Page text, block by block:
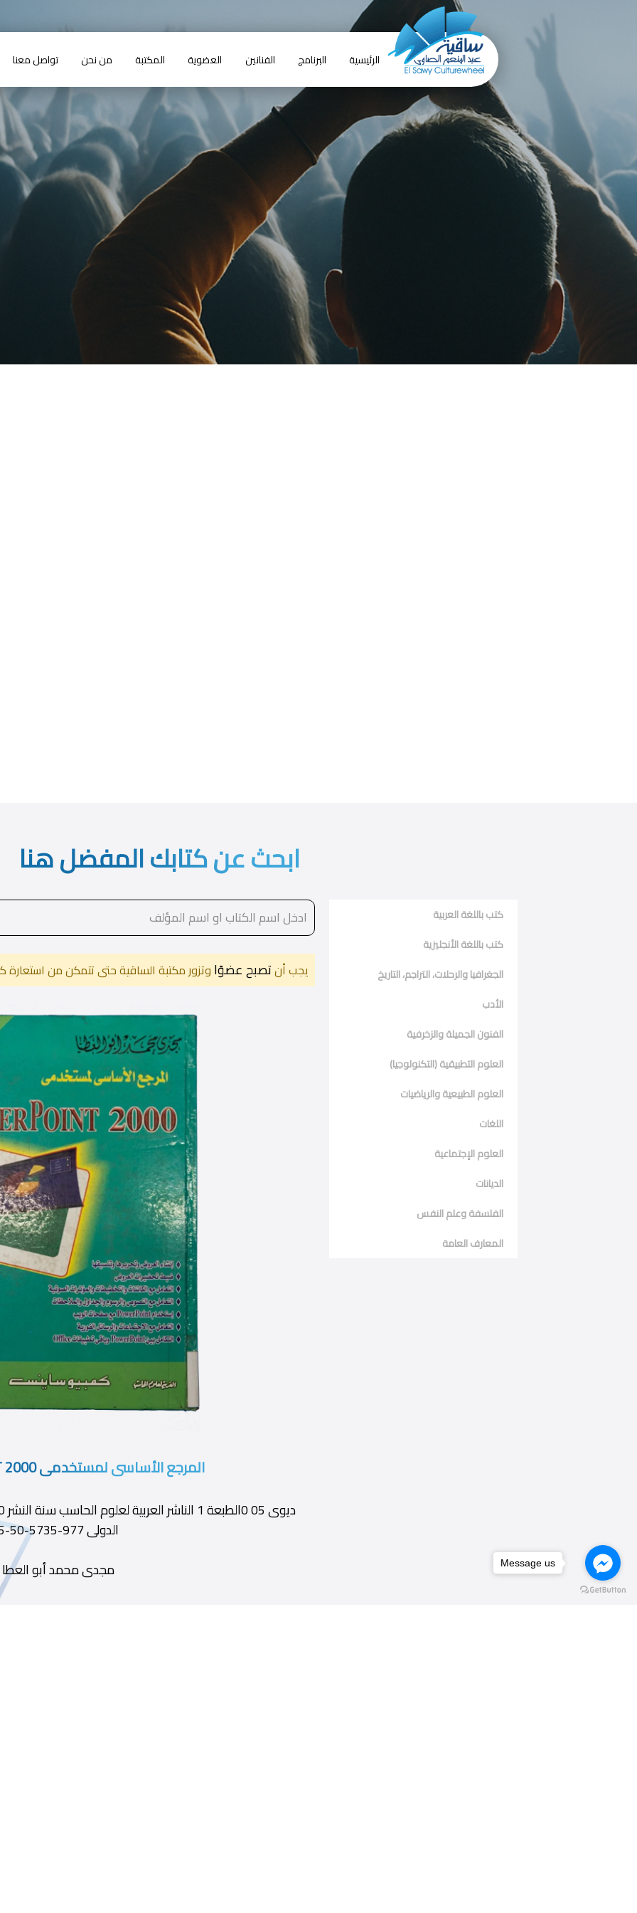
الرئيسية البرنامج الفنانين العضوية المكتبة من نحن تواصل معنا
ابحث عن كتابك المفضل هنا
كتب باللغة العربية
كتب باللغة الأنجليزية
الجغرافيا والرحلات، التراجم، التاريخ
الأدب
الفنون الجميلة والزخرفية
العلوم التطبيقية (التكنولوجيا)
العلوم الطبيعية والرياضيات
اللغات
العلوم الإجتماعية
الديانات
الفلسفة وعلم النفس
المعارف العامة
يجب أنتصبح عضوًا وتزور مكتبة الساقية حتى تتمكن من استعارة
المرجع الأساسى لمستخدمى POWER POINT 2000
الدولى 977-5735-50-5
مجدى محمد أبو العطا
Message us